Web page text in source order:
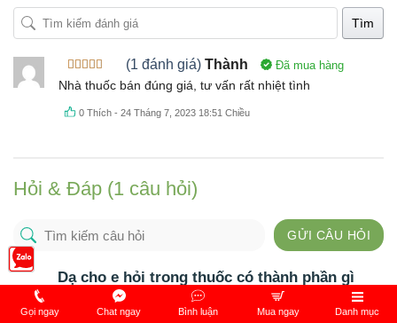
Tìm
Được xếp
hạng55
sao
(1 đánh giá) Thành Đã mua hàng
Nhà thuốc bán đúng giá, tư vấn rất nhiệt tình
0 Thích -24 Tháng 7, 2023 18:51 Chiều
Hỏi & Đáp (1 câu hỏi)
GỬI CÂU HỎI
Dạ cho e hỏi trong thuốc có thành phần gì
chống chỉ định cho bà bầu và mẹ cho con bú
vậy ạ. E đang cho con bú , e của e đang có
Gọi ngay Chat ngay Bình luận Mua ngay Danh mục